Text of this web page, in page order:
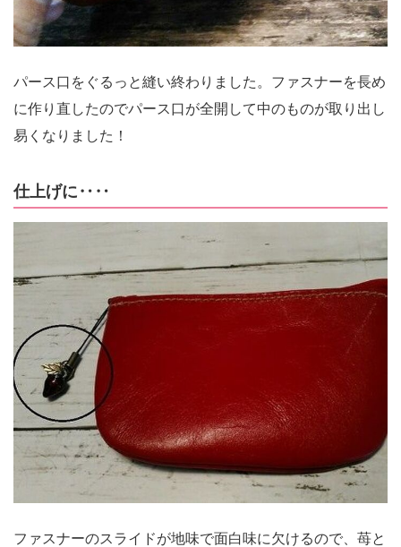
パース口をぐるっと縫い終わりました。ファスナーを長め
に作り直したのでパース口が全開して中のものが取り出し
易くなりました！
仕上げに‥‥
ファスナーのスライドが地味で面白味に欠けるので、苺と